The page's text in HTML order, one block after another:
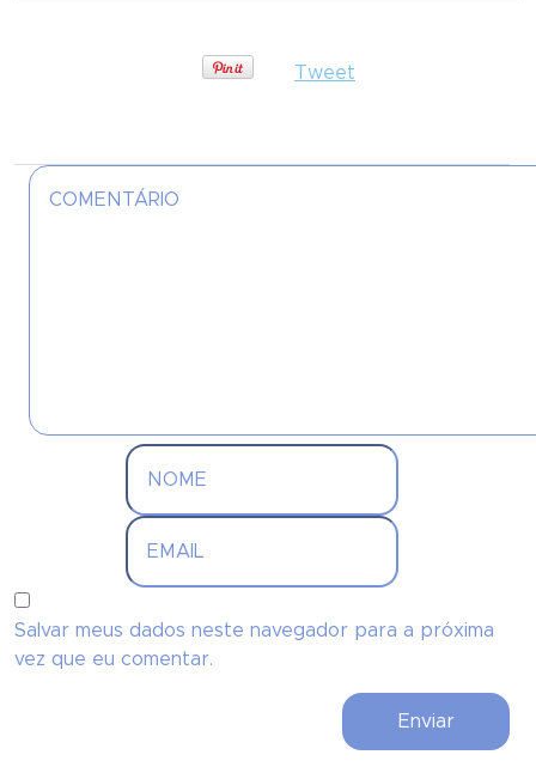
Tweet
Salvar meus dados neste navegador para a próxima
vez que eu comentar.